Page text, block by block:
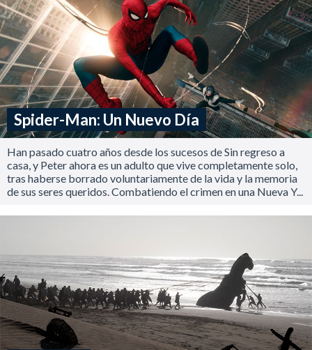
Spider-Man: Un Nuevo Día
Han pasado cuatro años desde los sucesos de Sin regreso a
casa, y Peter ahora es un adulto que vive completamente solo,
tras haberse borrado voluntariamente de la vida y la memoria
de sus seres queridos. Combatiendo el crimen en una Nueva Y...